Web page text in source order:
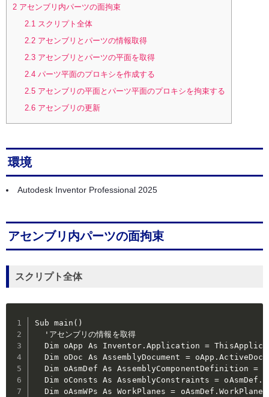
2 アセンブリ内パーツの面拘束
2.1 スクリプト全体
2.2アセンブリとパーツの情報取得
2.3アセンブリとパーツの平面を取得
2.4パーツ平面のプロキシを作成する
2.5アセンブリの平面とパーツ平面のプロキシを拘束する
2.6アセンブリの更新
環境
Autodesk Inventor Professional 2025
アセンブリ内パーツの面拘束
スクリプト全体
Sub main()
  'アセンブリの情報を取得
Dim oApp As Inventor.Application =
Dim oDoc As AssemblyDocument =
Dim oAsmDef As AssemblyComponentDefinition =
Dim oConsts As AssemblyConstraints =
  Dim oAsmWPs As WorkPlanes = oAsmDef.WorkPlanes